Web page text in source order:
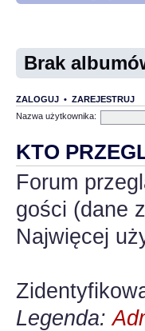
Brak
ZALOGUJ • ZAREJESTRUJ
Nazwa użytkownika:
KTO
Forum
gości (dane
Najwięcej
Legenda: